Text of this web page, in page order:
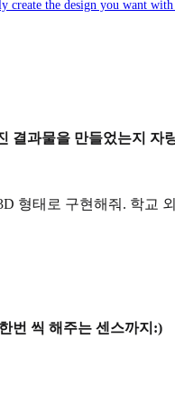
create the design you want
결과물을 만들었는지 자
형태로 구현해줘. 학교
번 씩 해주는 센스까지:)